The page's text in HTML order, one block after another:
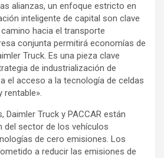
alianzas, un enfoque estricto en
inteligente de capital son clave
hacia el transporte
conjunta permitirá economías de
Truck. Es una pieza clave
de industrialización de
el acceso a la tecnología de celdas
rentable».
Daimler Truck y PACCAR están
del sector de los vehículos
de cero emisiones. Los
a reducir las emisiones de